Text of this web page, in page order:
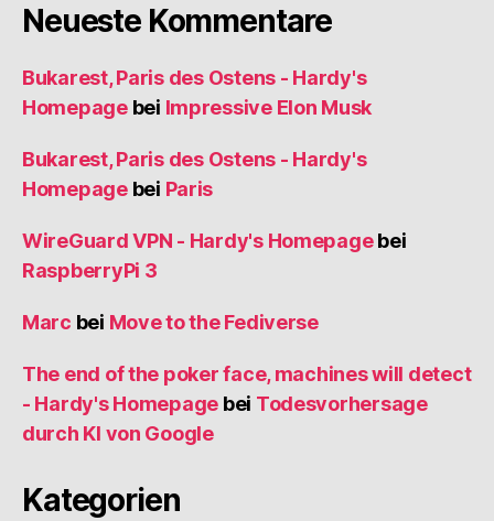
Neueste Kommentare
Bukarest, Paris des Ostens - Hardy's
Homepagebei Impressive Elon Musk
Bukarest, Paris des Ostens - Hardy's
Homepagebei Paris
WireGuard VPN - Hardy's Homepagebei
RaspberryPi 3
Marc bei Move to the Fediverse
The end of the poker face, machines will detect
- Hardy's Homepage bei Todesvorhersage
durch KI von Google
Kategorien